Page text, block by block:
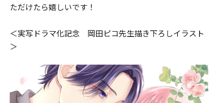
ただけたら嬉しいです！
＜実写ドラマ化記念 岡田ピコ先生描き下ろしイラスト
＞